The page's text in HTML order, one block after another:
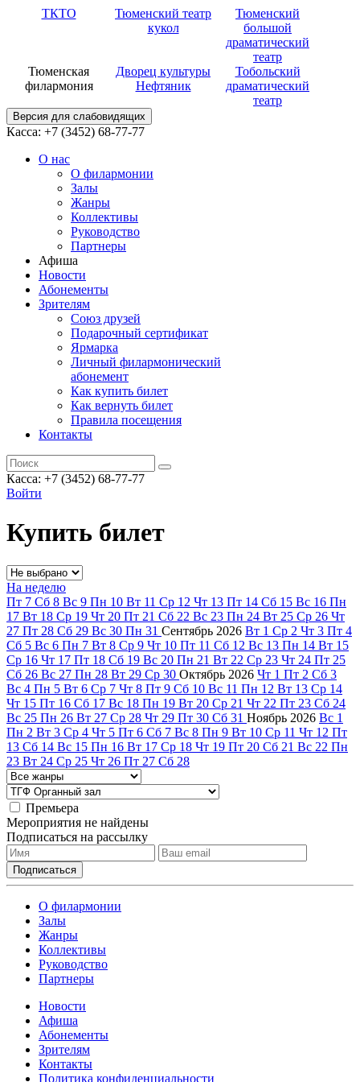
ТКТО
Тюменский театр
кукол
Тюменский
большой
драматический
театр
Тюменская
филармония
Дворец культуры
Нефтяник
Тобольский
драматический
театр
Версия для слабовидящих
Касса: +7 (3452) 68-77-77
О нас
О филармонии
Залы
Жанры
Коллективы
Руководство
Партнеры
Афиша
Новости
Абонементы
Зрителям
Союз друзей
Подарочный сертификат
Ярмарка
Личный филармонический
абонемент
Как купить билет
Как вернуть билет
Правила посещения
Контакты
Касса: +7 (3452) 68-77-77
Войти
Купить билет
На неделю
Пт 7 Сб 8 Вс 9 Пн 10 Вт 11 Ср 12 Чт 13 Пт 14 Сб 15 Вс 16 Пн
17 Вт 18 Ср 19 Чт 20 Пт 21 Сб 22 Вс 23 Пн 24 Вт 25 Ср 26 Чт
27 Пт 28 Сб 29 Вс 30 Пн 31 Сентябрь 2026 Вт 1 Ср 2 Чт 3 Пт 4
Сб 5 Вс 6 Пн 7 Вт 8 Ср 9 Чт 10 Пт 11 Сб 12 Вс 13 Пн 14 Вт 15
Ср 16 Чт 17 Пт 18 Сб 19 Вс 20 Пн 21 Вт 22 Ср 23 Чт 24 Пт 25
Сб 26 Вс 27 Пн 28 Вт 29 Ср 30 Октябрь 2026 Чт 1 Пт 2 Сб 3
Вс 4 Пн 5 Вт 6 Ср 7 Чт 8 Пт 9 Сб 10 Вс 11 Пн 12 Вт 13 Ср 14
Чт 15 Пт 16 Сб 17 Вс 18 Пн 19 Вт 20 Ср 21 Чт 22 Пт 23 Сб 24
Вс 25 Пн 26 Вт 27 Ср 28 Чт 29 Пт 30 Сб 31 Ноябрь 2026 Вс 1
Пн 2 Вт 3 Ср 4 Чт 5 Пт 6 Сб 7 Вс 8 Пн 9 Вт 10 Ср 11 Чт 12 Пт
13 Сб 14 Вс 15 Пн 16 Вт 17 Ср 18 Чт 19 Пт 20 Сб 21 Вс 22 Пн
23 Вт 24 Ср 25 Чт 26 Пт 27 Сб 28
Премьера
Мероприятия не найдены
Подписаться на рассылку
О филармонии
Залы
Жанры
Коллективы
Руководство
Партнеры
Новости
Афиша
Абонементы
Зрителям
Контакты
Политика конфиденциальности